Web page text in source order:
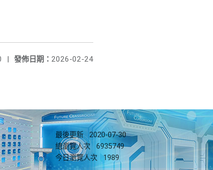
發佈日期： 2026-02-24
|
最後更新
2020-07-30
總瀏覽人次
6935749
今日瀏覽人次
1989